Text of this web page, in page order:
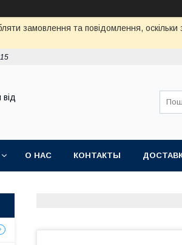
замовлення та повідомлення,
О НАС КОНТАКТЫ